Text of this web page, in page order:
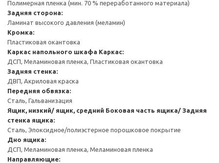
Полимерная пленка (мин. 70 % переработанного материала)
Задняя сторона:
Ламинат высокого давления (меламин)
Кромка:
Пластиковая окантовка
Каркас напольного шкафа Каркас:
ДСП, Меламиновая пленка, Пластиковая окантовка
Задняя стенка:
ДВП, Акриловая краска
Передняя обвязка:
Сталь, Гальванизация
Ящик, низкий/ ящик, средний Боковая часть ящика/ Задняя
стенка ящика:
Сталь, Эпоксидное/полиэстерное порошковое покрытие
Дно ящика:
ДСП, Меламиновая пленка, Меламиновая пленка
Направляющие: